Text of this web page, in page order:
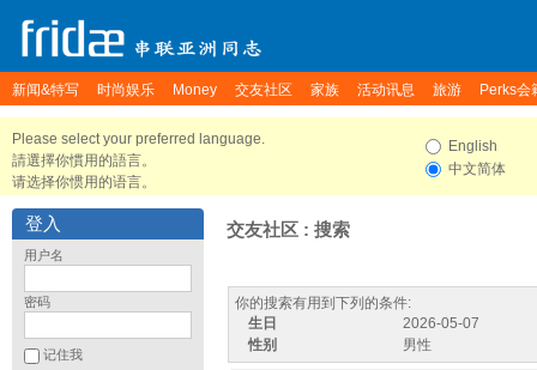
新闻&特写 时尚娱乐 Money 交友社区 家族 活动讯息 旅游 Perks会
Please select your preferred language.
請選擇你慣用的語言。
请选择你惯用的语言。
English
中文简体
登入
用户名
密码
记住我
交友社区 : 搜索
你的搜索有用到下列的条件:
生日
2026-05-07
性别
男性